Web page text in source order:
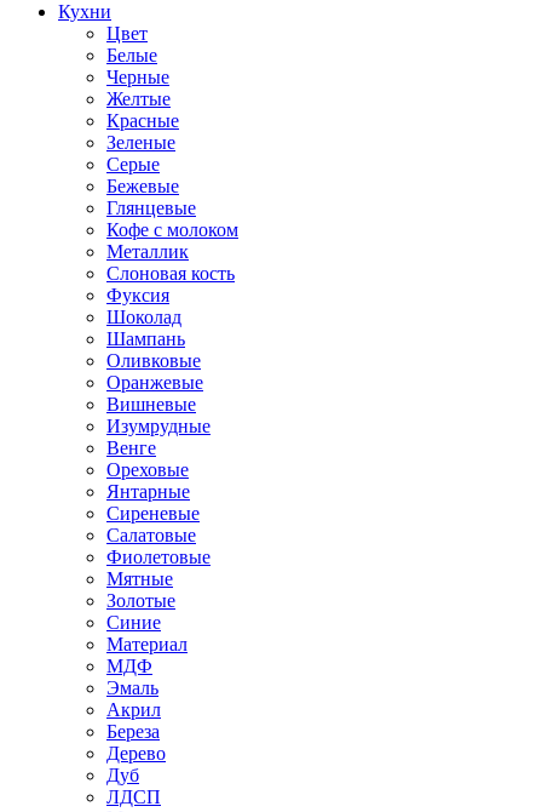
Кухни
Цвет
Белые
Черные
Желтые
Красные
Зеленые
Серые
Бежевые
Глянцевые
Кофе с молоком
Металлик
Слоновая кость
Фуксия
Шоколад
Шампань
Оливковые
Оранжевые
Вишневые
Изумрудные
Венге
Ореховые
Янтарные
Сиреневые
Салатовые
Фиолетовые
Мятные
Золотые
Синие
Материал
МДФ
Эмаль
Акрил
Береза
Дерево
Дуб
ЛДСП